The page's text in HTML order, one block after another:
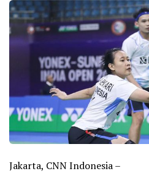
Jakarta, CNN Indonesia –